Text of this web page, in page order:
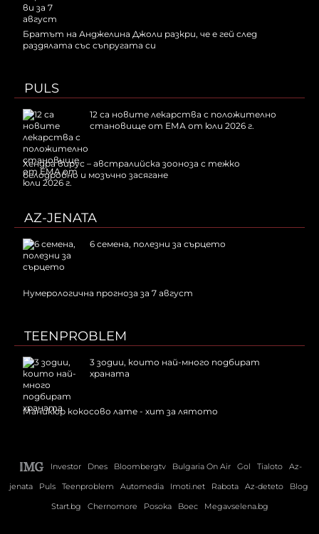
Братът на Анджелина Джоли разкри, че е гей след
раздялата със съпругата си
PULS
12 са новите лекарства с положително
становище от ЕМА от юли 2026 г.
Хендра вирус – австралийска зооноза с тежко
белодробно и мозъчно засягане
AZ-JENATA
6 семена, полезни за сърцето
Нумерологична прогноза за 7 август
TEENPROBLEM
3 зодии, които най-много подбират
храната
Маникюр кокосово лате - хит за лятото
Investor Dnes Bloombergtv Bulgaria On Air Gol Tialoto
Az-
jenata
Puls Teenproblem Automedia Imoti.net Rabota Az-deteto
Blog
Start.bg
Chernomore Posoka Boec Megavselena.bg